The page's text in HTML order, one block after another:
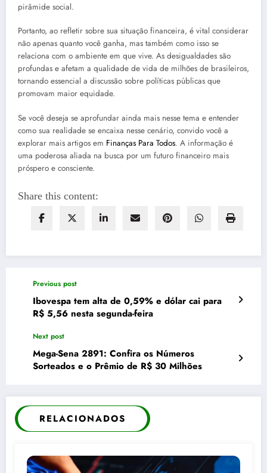
pirâmide social.
Portanto, ao refletir sobre sua situação financeira, é vital considerar
não apenas quanto você ganha, mas também como isso se
relaciona com o ambiente em que vive. As desigualdades são
profundas e afetam a qualidade de vida de milhões de brasileiros,
tornando essencial a discussão sobre políticas públicas que
promovam maior equidade.
Se você deseja se aprofundar ainda mais nesse tema e entender
como sua realidade se encaixa nesse cenário, convido você a
explorar mais artigos em Finanças Para Todos. A informação é
uma poderosa aliada na busca por um futuro financeiro mais
próspero e consciente.
Share this content:
Previous post
Ibovespa tem alta de 0,59% e dólar cai para
R$ 5,56 nesta segunda-feira
Next post
Mega-Sena 2891: Confira os Números
Sorteados e o Prêmio de R$ 30 Milhões
RELACIONADOS